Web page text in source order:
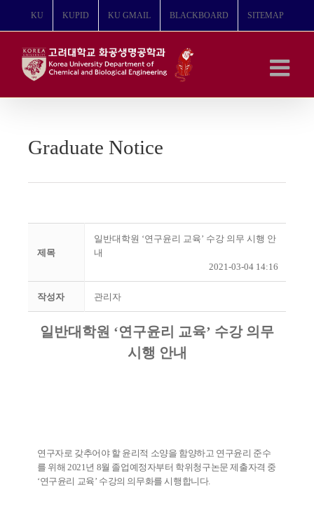
뛰
KU KUPID KU GMAIL BLACKBOARD SITEMAP
Graduate Notice
제목
일반대학원 ‘연구윤리 교육’ 수강 의무 시행 안
내
2021-03-04 14:16
작성자 관리자
일반대학원 ‘연구윤리 교육’ 수강 의무
시행 안내
연구자로 갖추어야 할 윤리적 소양을 함양하고 연구윤리 준수
를 위해 2021년 8월 졸업예정자부터 학위청구논문 제출자격 중
‘연구윤리 교육’ 수강의 의무화를 시행합니다.